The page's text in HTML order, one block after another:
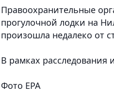
Правоохранительные
прогулочной лодки на
произошла недалеко от
В рамках расследования
Фото EPA